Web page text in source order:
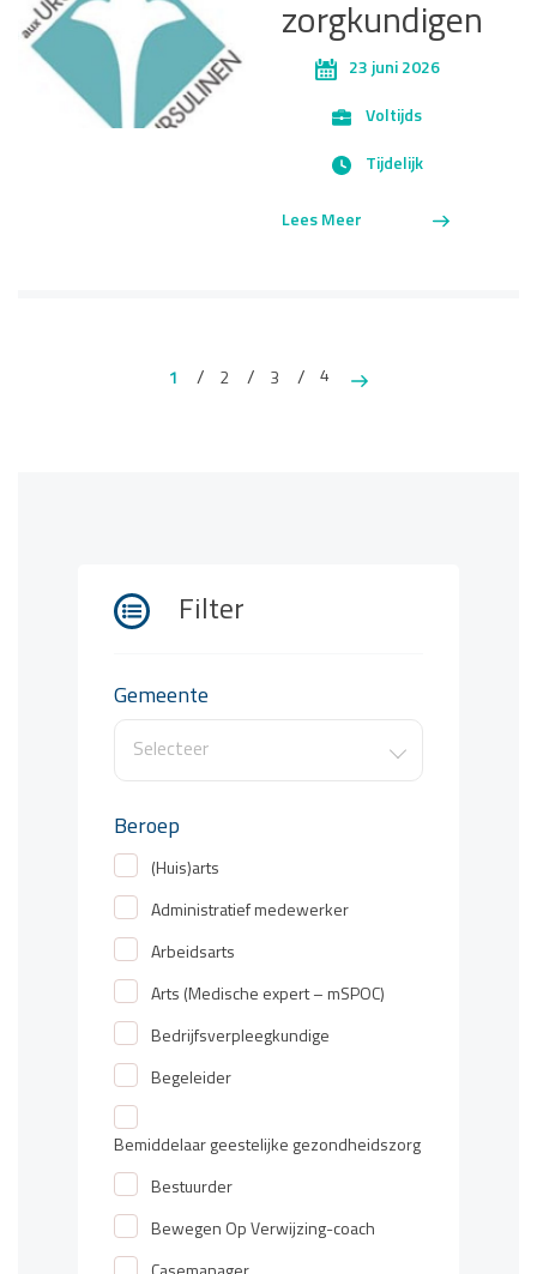
zorgkundigen
23 juni 2026
Voltijds
Tijdelijk
Lees Meer
1 2 3 4
Filter
Gemeente
Selecteer
Beroep
(Huis)arts
Administratief medewerker
Arbeidsarts
Arts (Medische expert – mSPOC)
Bedrijfsverpleegkundige
Begeleider
Bemiddelaar geestelijke gezondheidszorg
Bestuurder
Bewegen Op Verwijzing-coach